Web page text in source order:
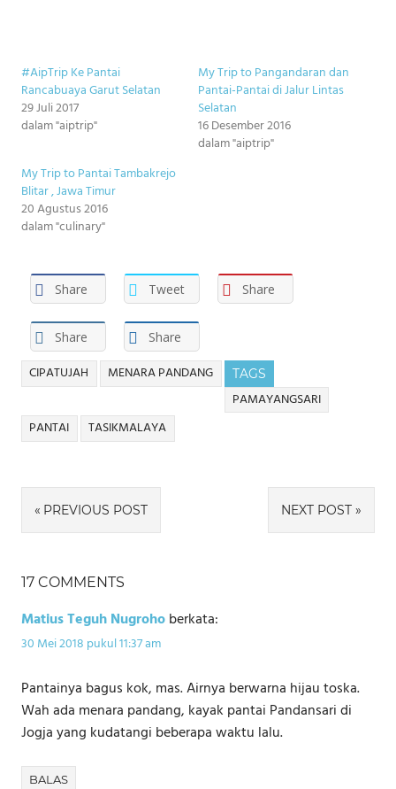
#AipTrip Ke Pantai
Rancabuaya Garut Selatan
29 Juli 2017
dalam "aiptrip"
My Trip to Pangandaran dan
Pantai-Pantai di Jalur Lintas
Selatan
16 Desember 2016
dalam "aiptrip"
My Trip to Pantai Tambakrejo
Blitar , Jawa Timur
20 Agustus 2016
dalam "culinary"
Share Tweet Share
Share Share
TAGS
CIPATUJAH
MENARA PANDANG
PAMAYANGSARI
PANTAI
TASIKMALAYA
Navigasi
pos
PREVIOUS POST NEXT POST
17 COMMENTS
Matius Teguh Nugrohoberkata:
30 Mei 2018 pukul 11:37 am
Pantainya bagus kok, mas. Airnya berwarna hijau toska.
Wah ada menara pandang, kayak pantai Pandansari di
Jogja yang kudatangi beberapa waktu lalu.
BALAS